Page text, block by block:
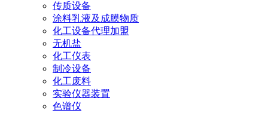
传质设备
涂料乳液及成膜物质
化工设备代理加盟
无机盐
化工仪表
制冷设备
化工废料
实验仪器装置
色谱仪